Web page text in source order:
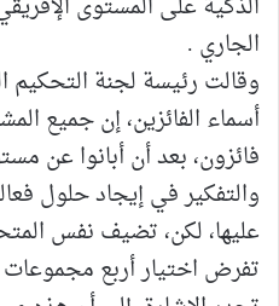
الجاري .
وقالت رئيسة لجنة التحكيم
أسماء الفائزين، إن جميع
فائزون، بعد أن أبانوا عن
والتفكير في إيجاد حلول
عليها، لكن، تضيف نفس
تفرض اختيار أربع